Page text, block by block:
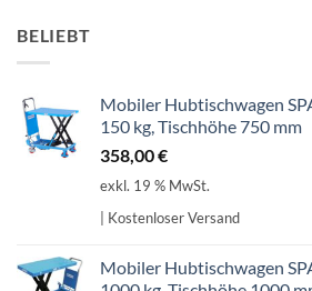
BELIEBT
Mobiler Hubtischwagen
150 kg, Tischhöhe 750 mm
358,00€
exkl. 19 % MwSt.
| Kostenloser Versand
Mobiler Hubtischwagen